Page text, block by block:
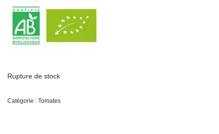
Rupture de stock
Catégorie : Tomates